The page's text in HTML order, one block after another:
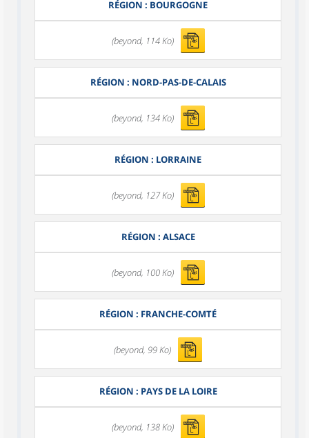
RÉGION : BOURGOGNE
(beyond, 114 Ko)
RÉGION : NORD-PAS-DE-CALAIS
(beyond, 134 Ko)
RÉGION : LORRAINE
(beyond, 127 Ko)
RÉGION : ALSACE
(beyond, 100 Ko)
RÉGION : FRANCHE-COMTÉ
(beyond, 99 Ko)
RÉGION : PAYS DE LA LOIRE
(beyond, 138 Ko)